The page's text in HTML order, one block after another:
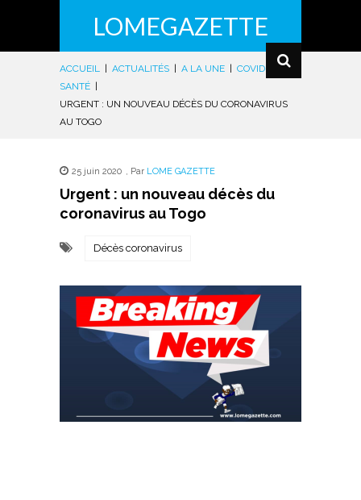
LOMEGAZETTE
ACCUEIL ACTUALITÉS A LA UNE COVID-19
|
SANTÉ
URGENT : UN NOUVEAU DÉCÈS DU CORONAVIRUS
AU TOGO
25 juin 2020 , Par LOME GAZETTE
Urgent : un nouveau décès du
coronavirus au Togo
Décès coronavirus